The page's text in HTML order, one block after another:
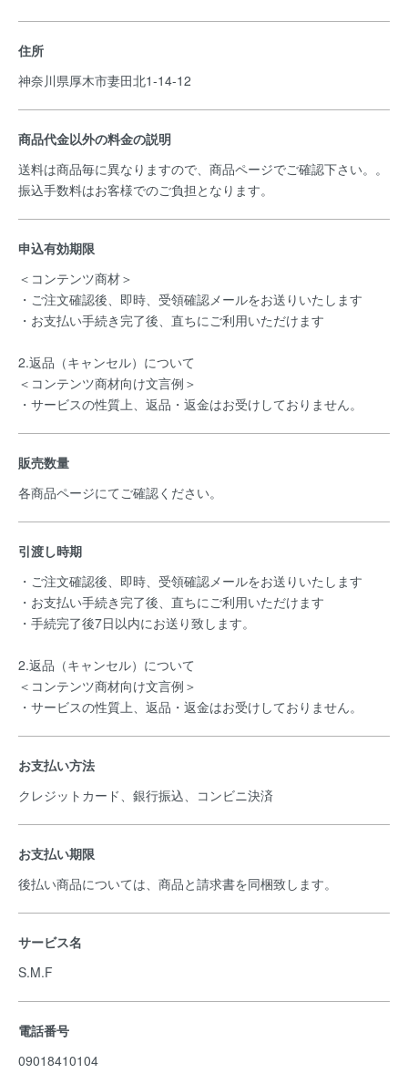
住所
神奈川県厚木市妻田北1-14-12
商品代金以外の料金の説明
送料は商品毎に異なりますので、商品ページでご確認下さい。。
振込手数料はお客様でのご負担となります。
申込有効期限
＜コンテンツ商材＞
・ご注文確認後、即時、受領確認メールをお送りいたします
・お支払い手続き完了後、直ちにご利用いただけます
2.返品（キャンセル）について
＜コンテンツ商材向け文言例＞
・サービスの性質上、返品・返金はお受けしておりません。
販売数量
各商品ページにてご確認ください。
引渡し時期
・ご注文確認後、即時、受領確認メールをお送りいたします
・お支払い手続き完了後、直ちにご利用いただけます
・手続完了後7日以内にお送り致します。
2.返品（キャンセル）について
＜コンテンツ商材向け文言例＞
・サービスの性質上、返品・返金はお受けしておりません。
お支払い方法
クレジットカード、銀行振込、コンビニ決済
お支払い期限
後払い商品については、商品と請求書を同梱致します。
サービス名
S.M.F
電話番号
09018410104